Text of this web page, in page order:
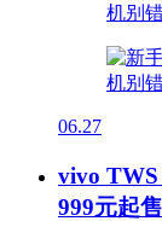
06.27
vivo TWS
999元起售